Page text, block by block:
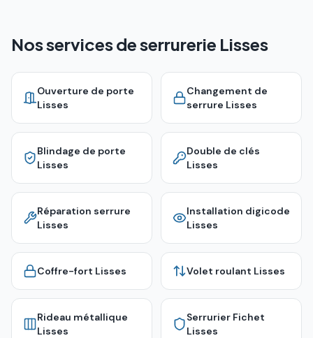
Nos services de serrurerie Lisses
Ouverture de porte
Lisses
Changement de
serrure Lisses
Blindage de porte
Lisses
Double de clés
Lisses
Réparation serrure
Lisses
Installation digicode
Lisses
Coffre-fort Lisses Volet roulant Lisses
Rideau métallique
Lisses
Serrurier Fichet
Lisses